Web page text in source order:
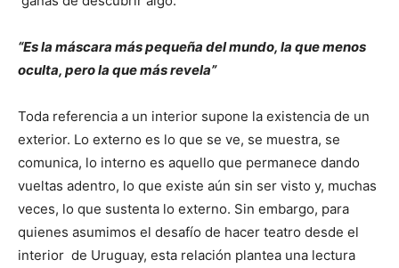
“Es la máscara más pequeña del mundo, la que menos
oculta, pero la que más revela”
Toda referencia a un interior supone la existencia de un
exterior. Lo externo es lo que se ve, se muestra, se
comunica, lo interno es aquello que permanece dando
vueltas adentro, lo que existe aún sin ser visto y, muchas
veces, lo que sustenta lo externo. Sin embargo, para
quienes asumimos el desafío de hacer teatro desde el
interior de Uruguay, esta relación plantea una lectura